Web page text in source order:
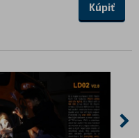
Kúpiť